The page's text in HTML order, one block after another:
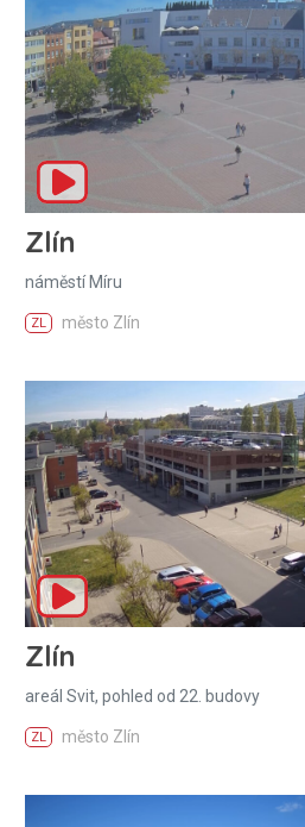
Zlín
náměstí Míru
ZL město Zlín
Zlín
areál Svit, pohled od 22. budovy
ZL město Zlín